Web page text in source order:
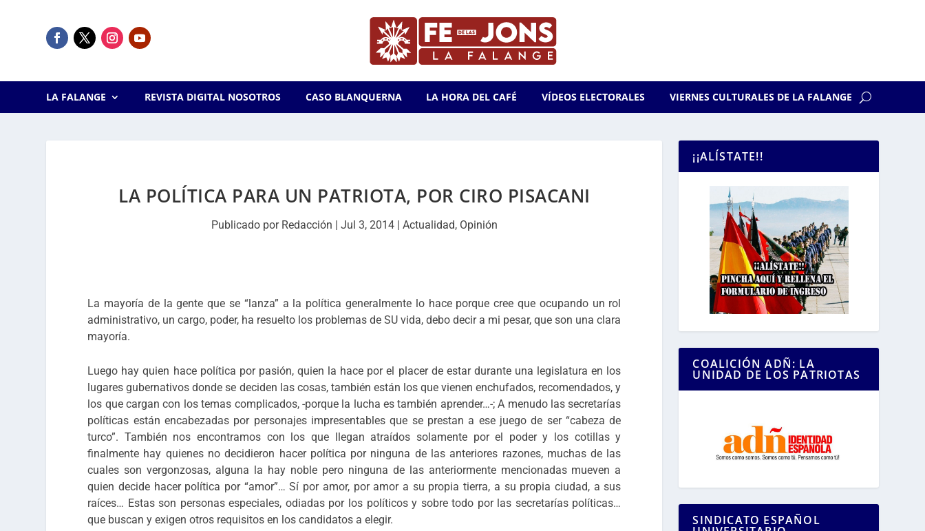
LA FALANGE REVISTA DIGITAL NOSOTROS CASO BLANQUERNA LA HORA DEL CAFÉ VÍDEOS ELECTORALES VIERNES CULTURALES DE LA FALANGE
LA POLÍTICA PARA UN PATRIOTA, POR CIRO PISACANI
Publicado por Redacción | Jul 3, 2014| Actualidad, Opinión
La mayoría de la gente que se “lanza” a la política generalmente lo hace porque cree que ocupando un rol
administrativo, un cargo, poder, ha resuelto los problemas de SU vida, debo decir a mi pesar, que son una clara
mayoría.
Luego hay quien hace política por pasión, quien la hace por el placer de estar durante una legislatura en los
lugares gubernativos donde se deciden las cosas, también están los que vienen enchufados, recomendados, y
los que cargan con los temas complicados, -porque la lucha es también aprender…-; A menudo las secretarías
políticas están encabezadas por personajes impresentables que se prestan a ese juego de ser “cabeza de
turco”. También nos encontramos con los que llegan atraídos solamente por el poder y los cotillas y
finalmente hay quienes no decidieron hacer política por ninguna de las anteriores razones, muchas de las
cuales son vergonzosas, alguna la hay noble pero ninguna de las anteriormente mencionadas mueven a
quien decide hacer política por “amor”… Sí por amor, por amor a su propia tierra, a su propia ciudad, a sus
raíces… Estas son personas especiales, odiadas por los políticos y sobre todo por las secretarías políticas…
que buscan y exigen otros requisitos en los candidatos a elegir.
¡¡ALÍSTATE!!
COALICIÓN ADÑ: LA
UNIDAD DE LOS PATRIOTAS
SINDICATO ESPAÑOL